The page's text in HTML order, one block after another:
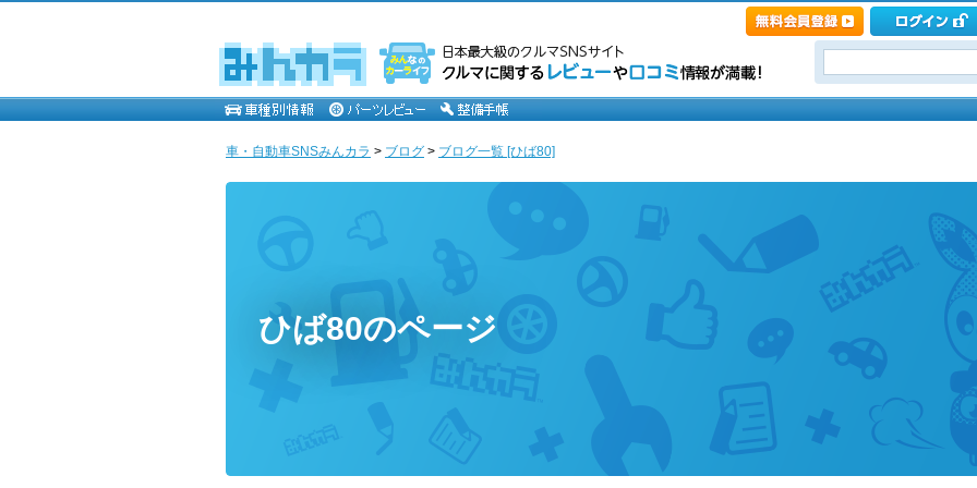
車・自動車SNSみんカラ > ブログ > ブログ一覧 [ひば80]
ひば80のページ